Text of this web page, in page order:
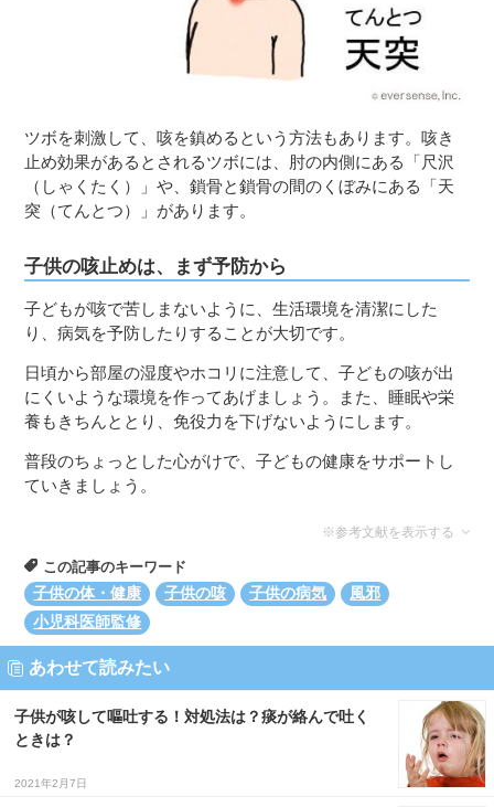
ツボを刺激して、咳を鎮めるという方法もあります。咳き
止め効果があるとされるツボには、肘の内側にある「尺沢
（しゃくたく）」や、鎖骨と鎖骨の間のくぼみにある「天
突（てんとつ）」があります。
子供の咳止めは、まず予防から
子どもが咳で苦しまないように、生活環境を清潔にした
り、病気を予防したりすることが大切です。
日頃から部屋の湿度やホコリに注意して、子どもの咳が出
にくいような環境を作ってあげましょう。また、睡眠や栄
養もきちんととり、免役力を下げないようにします。
普段のちょっとした心がけで、子どもの健康をサポートし
ていきましょう。
※参考文献を表示する
この記事のキーワード
子供の体・健康
子供の咳 子供の病気
風邪
小児科医師監修
あわせて読みたい
子供が咳して嘔吐する！対処法は？痰が絡んで吐く
ときは？
2021年2月7日